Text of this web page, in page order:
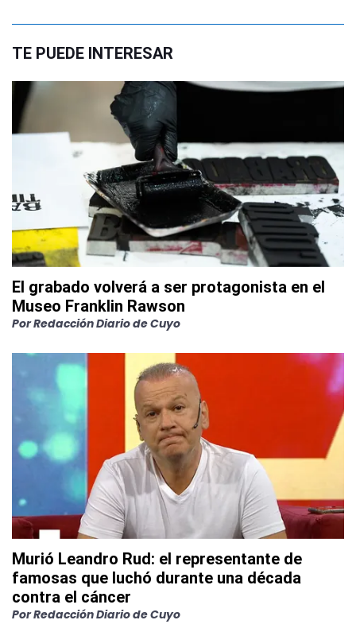
TE PUEDE INTERESAR
El grabado volverá a ser protagonista en el
Museo Franklin Rawson
PorRedacción Diario de Cuyo
Murió Leandro Rud: el representante de
famosas que luchó durante una década
contra el cáncer
PorRedacción Diario de Cuyo